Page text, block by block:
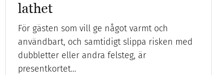
lathet
För gästen som vill ge något varmt och
användbart, och samtidigt slippa risken med
dubbletter eller andra felsteg, är
presentkortet…